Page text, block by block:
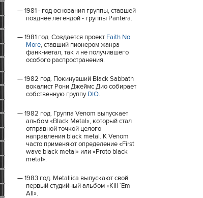
1981 - год основания группы, ставшей
позднее легендой - группы Pantera.
1981 год. Создается проект Faith No
More, ставший пионером жанра
фанк-метал, так и не получившего
особого распространения.
1982 год. Покинувший Black Sabbath
вокалист Рони Джеймс Дио собирает
собственную группуDIO.
1982 год. Группа Venom выпускает
альбом «Black Metal», который стал
отправной точкой целого
направления black metal. К Venom
часто применяют определение «First
wave black metal» или «Proto black
metal».
1983 год. Metallica выпускают свой
первый студийный альбом «Kill ‘Em
All».